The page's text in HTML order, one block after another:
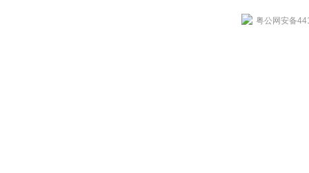
粤公网安备